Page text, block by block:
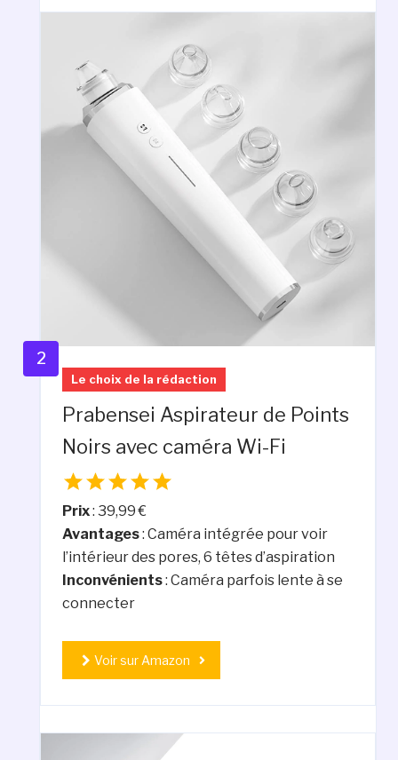
2
Le choix de la rédaction
Prabensei Aspirateur de Points
Noirs avec caméra Wi-Fi
Prix: 39,99 €
Avantages: Caméra intégrée pour voir
l’intérieur des pores, 6 têtes d’aspiration
Inconvénients: Caméra parfois lente à se
connecter
Voir sur Amazon